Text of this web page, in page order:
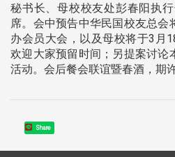
秘书长、母校校友处彭春阳执
席。会中预告中华民国校友总
办会员大会，以及母校将于3月
欢迎大家预留时间；另提案讨论
活动。会后餐会联谊暨春酒，期
Share